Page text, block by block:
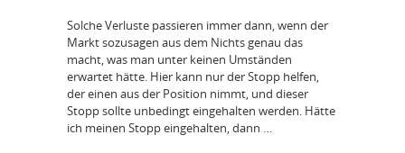
Solche Verluste passieren immer dann, wenn der
Markt sozusagen aus dem Nichts genau das
macht, was man unter keinen Umständen
erwartet hätte. Hier kann nur der Stopp helfen,
der einen aus der Position nimmt, und dieser
Stopp sollte unbedingt eingehalten werden. Hätte
ich meinen Stopp eingehalten, dann …